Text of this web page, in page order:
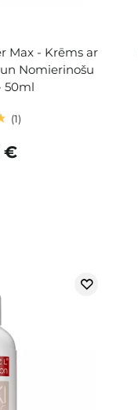
Max - Krēms ar
Nomierinošu
50ml
1
€